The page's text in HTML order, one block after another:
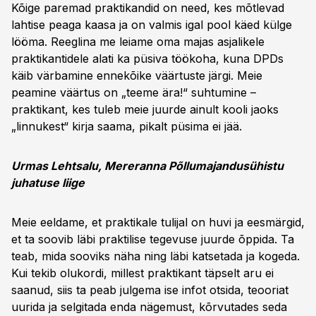
Kõige paremad praktikandid on need, kes mõtlevad
lahtise peaga kaasa ja on valmis igal pool käed külge
lööma. Reeglina me leiame oma majas asjalikele
praktikantidele alati ka püsiva töökoha, kuna DPDs
käib värbamine ennekõike väärtuste järgi. Meie
peamine väärtus on „teeme ära!“ suhtumine –
praktikant, kes tuleb meie juurde ainult kooli jaoks
„linnukest“ kirja saama, pikalt püsima ei jää.
Urmas Lehtsalu, Mereranna Põllumajandusühistu
juhatuse liige
Meie eeldame, et praktikale tulijal on huvi ja eesmärgid,
et ta soovib läbi praktilise tegevuse juurde õppida. Ta
teab, mida sooviks näha ning läbi katsetada ja kogeda.
Kui tekib olukordi, millest praktikant täpselt aru ei
saanud, siis ta peab julgema ise infot otsida, teooriat
uurida ja selgitada enda nägemust, kõrvutades seda